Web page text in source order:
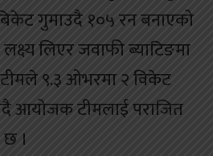
गुमाउदै १०५ रन बनाएको
लिएर जवाफी ब्याटिङमा
टीमले ९.३ ओभरमा २ विकेट
आयोजक टीमलाई पराजित
।